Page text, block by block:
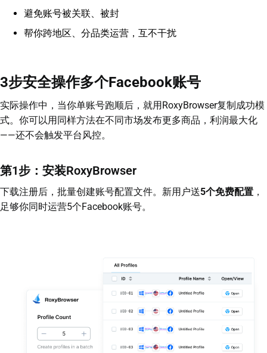
避免账号被关联、被封
帮你跨地区、分品类运营，互不干扰
3步安全操作多个Facebook账号
实际操作中，当你单账号跑顺后，就用RoxyBrowser复制成功模
式。你可以用同样方法在不同市场发布更多商品，利润最大化
——还不会触发平台风控。
第1步：安装RoxyBrowser
下载注册后，批量创建账号配置文件。新用户送5个免费配置 ，
足够你同时运营5个Facebook账号。